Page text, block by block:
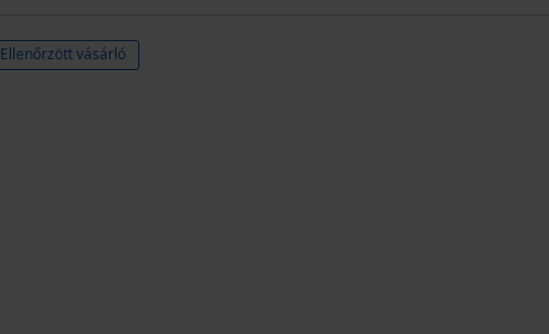
Ellenőrzött vásárló